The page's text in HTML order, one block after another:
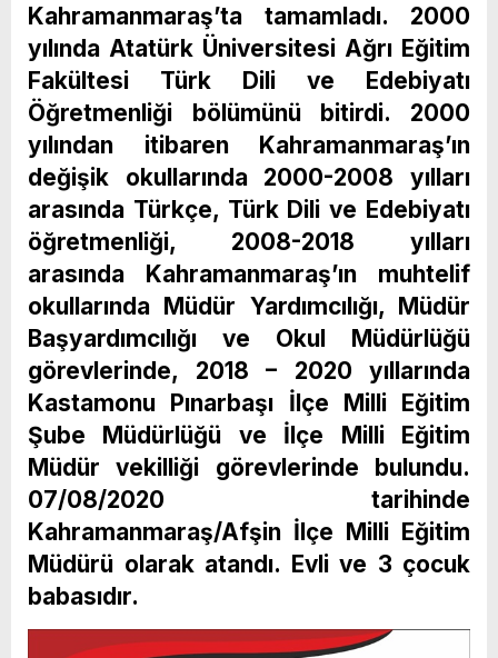
Kahramanmaraş’ta tamamladı. 2000
yılında Atatürk Üniversitesi Ağrı Eğitim
Fakültesi Türk Dili ve Edebiyatı
Öğretmenliği bölümünü bitirdi. 2000
yılından itibaren Kahramanmaraş’ın
değişik okullarında 2000-2008 yılları
arasında Türkçe, Türk Dili ve Edebiyatı
öğretmenliği, 2008-2018 yılları
arasında Kahramanmaraş’ın muhtelif
okullarında Müdür Yardımcılığı, Müdür
Başyardımcılığı ve Okul Müdürlüğü
görevlerinde, 2018 – 2020 yıllarında
Kastamonu Pınarbaşı İlçe Milli Eğitim
Şube Müdürlüğü ve İlçe Milli Eğitim
Müdür vekilliği görevlerinde bulundu.
07/08/2020 tarihinde
Kahramanmaraş/Afşin İlçe Milli Eğitim
Müdürü olarak atandı. Evli ve 3 çocuk
babasıdır.